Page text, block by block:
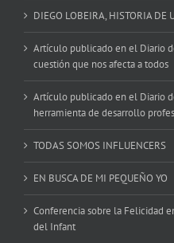
DIEGO LOBEIRA, HISTORIA DE
Artículo publicado en el Diario
cuestión que nos afecta a todos
Artículo publicado en el Diario
herramienta de desarrollo
TODAS SOMOS INFLUENCERS
EN BUSCA DE MI PEQUEÑO YO
Conferencia sobre la Felicidad
del Infant